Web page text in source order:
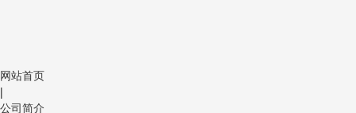
网站首页
|
公司简介